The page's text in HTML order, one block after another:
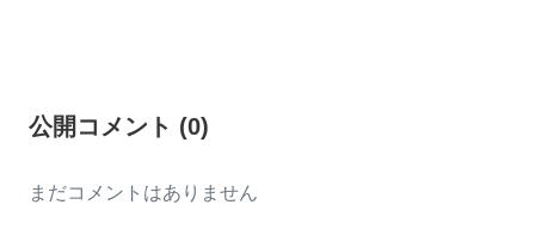
公開コメント (0)
まだコメントはありません